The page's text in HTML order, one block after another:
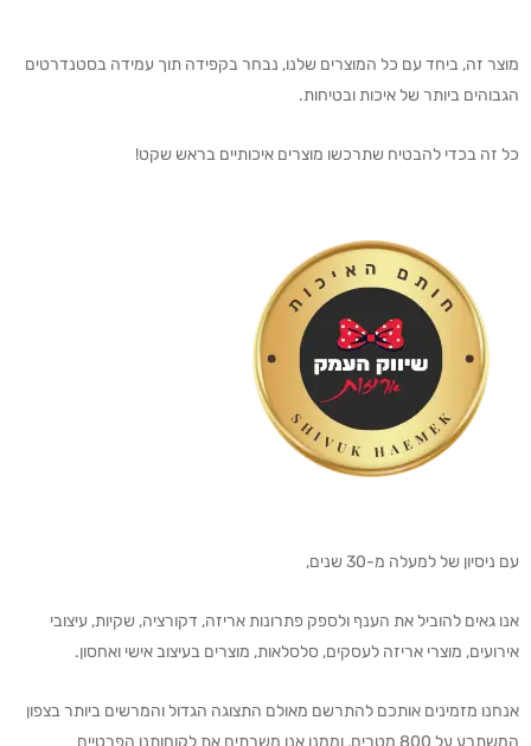
מוצר זה, ביחד עם כל המוצרים שלנו, נבחר בקפידה תוך עמידה בסטנדרטים
הגבוהים ביותר של איכות ובטיחות.
כל זה בכדי להבטיח שתרכשו מוצרים איכותיים בראש שקט!
עם ניסיון של למעלה מ-30 שנים,
אנו גאים להוביל את הענף ולספק פתרונות אריזה, דקורציה, שקיות, עיצובי
אירועים, מוצרי אריזה לעסקים, סלסלאות, מוצרים בעיצוב אישי ואחסון.
אנחנו מזמינים אותכם להתרשם מאולם התצוגה הגדול והמרשים ביותר בצפון